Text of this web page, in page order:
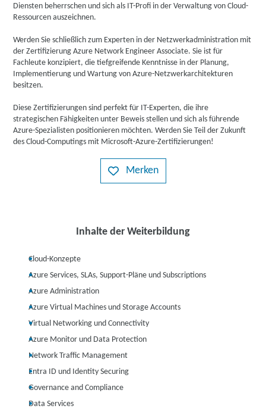
Diensten beherrschen und sich als IT-Profi in der Verwaltung von Cloud-
Ressourcen auszeichnen.
Werden Sie schließlich zum Experten in der Netzwerkadministration mit
der Zertifizierung Azure Network Engineer Associate. Sie ist für
Fachleute konzipiert, die tiefgreifende Kenntnisse in der Planung,
Implementierung und Wartung von Azure-Netzwerkarchitekturen
besitzen.
Diese Zertifizierungen sind perfekt für IT-Experten, die ihre
strategischen Fähigkeiten unter Beweis stellen und sich als führende
Azure-Spezialisten positionieren möchten. Werden Sie Teil der Zukunft
des Cloud-Computings mit Microsoft-Azure-Zertifizierungen!
Merken
Inhalte der Weiterbildung
Cloud-Konzepte
Azure Services, SLAs, Support-Pläne und Subscriptions
Azure Administration
Azure Virtual Machines und Storage Accounts
Virtual Networking und Connectivity
Azure Monitor und Data Protection
Network Traffic Management
Entra ID und Identity Securing
Governance and Compliance
Data Services